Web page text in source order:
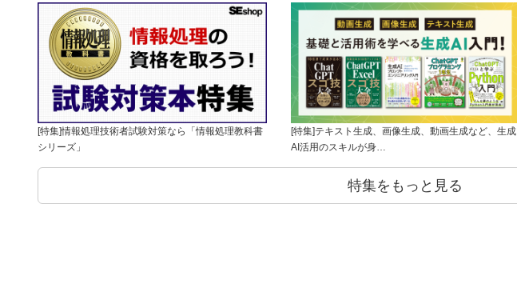
[特集]情報処理技術者試験対策なら「情報処理教科書
シリーズ」
[特集]テキスト生成、画像生成、動画生成など、生成
AI活用のスキルが身…
特集をもっと見る